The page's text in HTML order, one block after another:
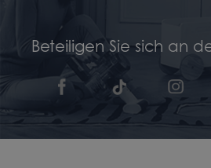
Beteiligen Sie sich an